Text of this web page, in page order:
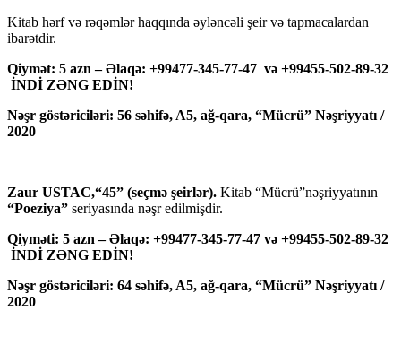
Kitab hərf və rəqəmlər haqqında əyləncəli şeir və tapmacalardan
ibarətdir.
Qiymət: 5 azn – Əlaqə: +99477-345-77-47 və +99455-502-89-32
İNDİ ZƏNG EDİN!
Nəşr göstəriciləri: 56 səhifə, A5, ağ-qara, “Mücrü” Nəşriyyatı /
2020
Zaur USTAC,“45” (seçmə şeirlər). Kitab “Mücrü”nəşriyyatının
“Poeziya” seriyasında nəşr edilmişdir.
Qiyməti: 5 azn – Əlaqə: +99477-345-77-47 və +99455-502-89-32
İNDİ ZƏNG EDİN!
Nəşr göstəriciləri: 64 səhifə, A5, ağ-qara, “Mücrü” Nəşriyyatı /
2020